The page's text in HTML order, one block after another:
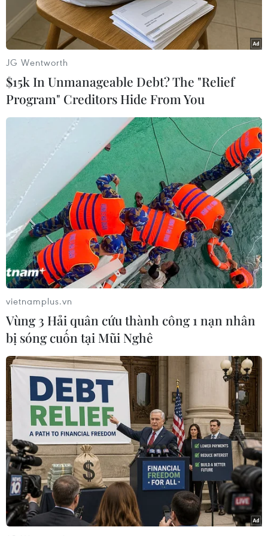
Theo Sở Giáo dục và Đào tạo Hà Nội, có năm
nhóm đối tượng được tuyển thẳng vào lớp 10
Trung học Phổ thông công lập năm học 2025-
JG Wentworth
$15k In Unmanageable Debt? The "Relief
Program" Creditors Hide From You
vietnamplus.vn
Vùng 3 Hải quân cứu thành công 1 nạn nhân
bị sóng cuốn tại Mũi Nghê